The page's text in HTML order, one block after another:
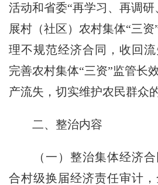
活动和省委“再学习、再调
展村（社区）农村集体“三
理不规范经济合同，收回
完善农村集体“三资”监管长
产流失，切实维护农民群众
二、整治内容
（一）整治集体经济
合村级换届经济责任审计